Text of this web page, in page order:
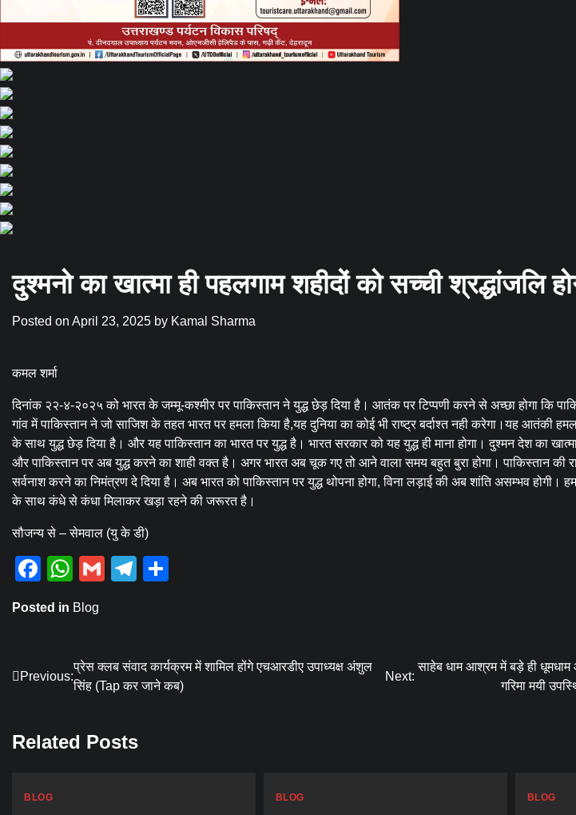
दुश्मनो का खात्मा ही पहलगाम शहीदों को सच्ची श्रद्धांजलि
Posted on April 23, 2025 by Kamal Sharma
कमल शर्मा
दिनांक २२-४-२०२५ को भारत के जम्मू-कश्मीर पर पाकिस्तान ने युद्ध छेड़ दिया है। आतंक पर टिप्पणी करने से अच्छा होगा कि
गांव में पाकिस्तान ने जो साजिश के तहत भारत पर हमला किया है,यह दुनिया का कोई भी राष्ट्र बर्दाश्त नही करेगा।यह आतंकी
के साथ युद्ध छेड़ दिया है। और यह पाकिस्तान का भारत पर युद्ध है। भारत सरकार को यह युद्ध ही माना होगा। दुश्मन देश का खात्मा
और पाकिस्तान पर अब युद्ध करने का शाही वक्त है। अगर भारत अब चूक गए तो आने वाला समय बहुत बुरा होगा। पाकिस्तान की
सर्वनाश करने का निमंत्रण दे दिया है। अब भारत को पाकिस्तान पर युद्ध थोपना होगा, विना लड़ाई की अब शांति असम्भव होगी। हम
के साथ कंधे से कंधा मिलाकर खड़ा रहने की जरूरत है।
सौजन्य से – सेमवाल (यु के डी)
Facebook
WhatsApp
GmailTelegram
Posted in Blog
Post
navigation
Previous:
प्रेस क्लब संवाद कार्यक्रम में शामिल होंगे एचआरडीए उपाध्यक्ष अंशुल
सिंह (Tap कर जाने कब)
Next:
साहेब धाम आश्रम में बड़े ही धूमधाम
गरिमा मयी
Related Posts
BLOG BLOG BLOG